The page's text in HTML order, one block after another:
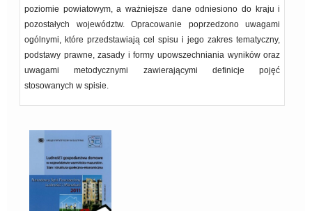
poziomie powiatowym, a ważniejsze dane odniesiono do kraju i
pozostałych województw. Opracowanie poprzedzono uwagami
ogólnymi, które przedstawiają cel spisu i jego zakres tematyczny,
podstawy prawne, zasady i formy upowszechniania wyników oraz
uwagami metodycznymi zawierającymi definicje pojęć
stosowanych w spisie.